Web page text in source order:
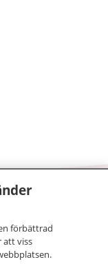
och vård
om
kan kontakta.
dina
förbättrad
att viss